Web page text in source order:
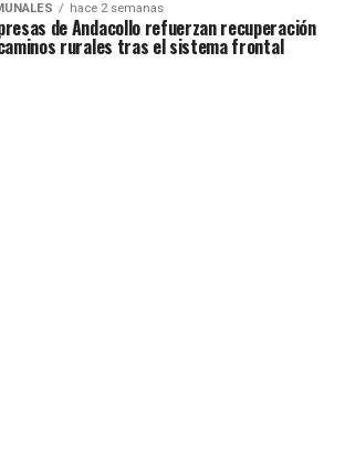
hace 2 semanas
de Andacollo refuerzan recuperación
rurales tras el sistema frontal